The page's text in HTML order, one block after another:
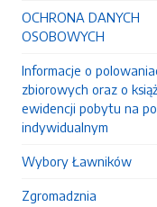
OCHRONA DANYCH
OSOBOWYCH
Informacje o
zbiorowych oraz o
ewidencji pobytu na
indywidualnym
Wybory Ławników
Zgromadznia